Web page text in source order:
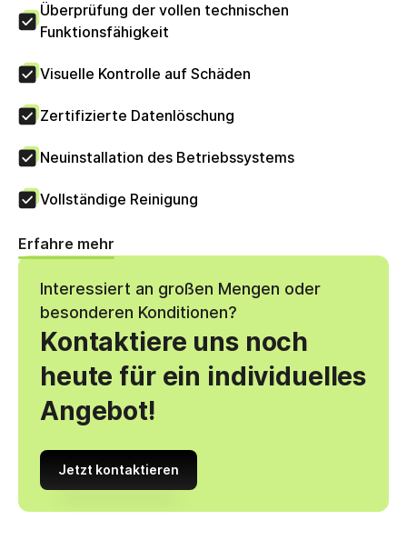
Überprüfung der vollen technischen
Funktionsfähigkeit
Visuelle Kontrolle auf Schäden
Zertifizierte Datenlöschung
Neuinstallation des Betriebssystems
Vollständige Reinigung
Erfahre mehr
Interessiert an großen Mengen oder
besonderen Konditionen?
Kontaktiere uns noch
heute für ein individuelles
Angebot!
Jetzt kontaktieren